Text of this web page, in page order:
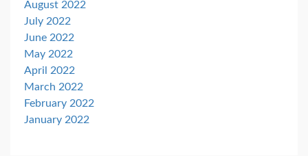
August 2022
July 2022
June 2022
May 2022
April 2022
March 2022
February 2022
January 2022